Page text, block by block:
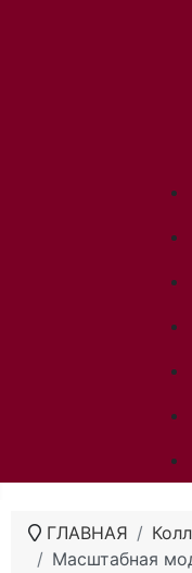
ГЛАВНАЯ
Масштабная